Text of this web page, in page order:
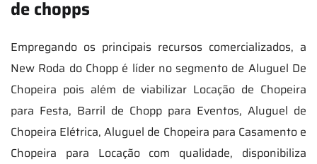
de chopps
Empregando os principais recursos comercializados, a
New Roda do Chopp é líder no segmento de Aluguel De
Chopeira pois além de viabilizar Locação de Chopeira
para Festa, Barril de Chopp para Eventos, Aluguel de
Chopeira Elétrica, Aluguel de Chopeira para Casamento e
Chopeira para Locação com qualidade, disponibiliza